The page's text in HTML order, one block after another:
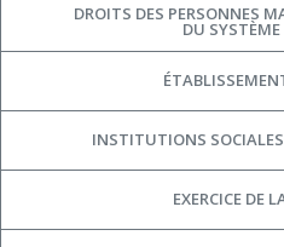
DROITS DES PERSONNES
DU
INSTITUTIONS
EXERCICE DE